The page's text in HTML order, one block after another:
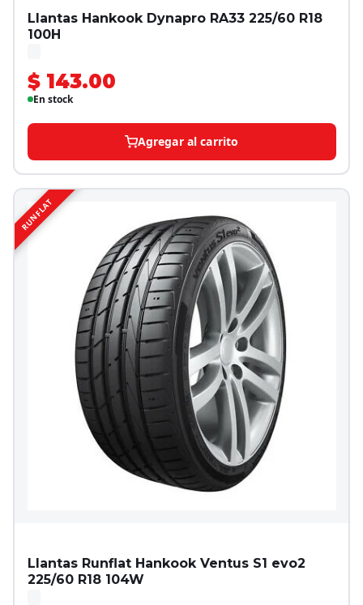
Llantas Hankook Dynapro RA33 225/60 R18
100H
$ 143.00
En stock
Agregar al carrito
RUNFLAT
Llantas Runflat Hankook Ventus S1 evo2
225/60 R18 104W